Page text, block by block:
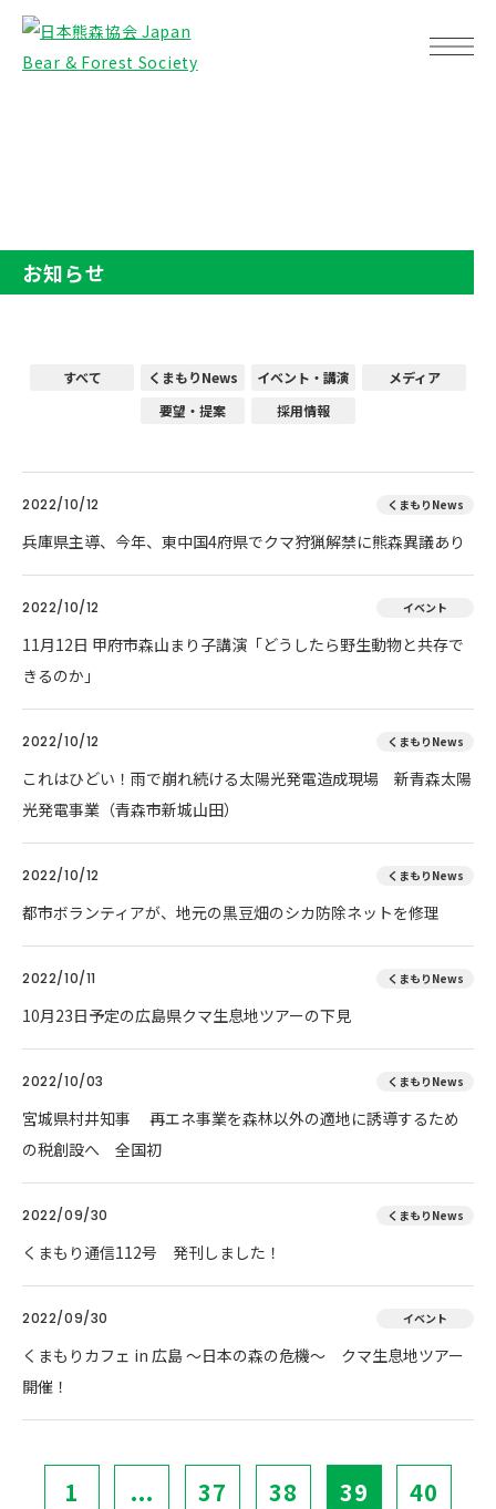
お知らせ
すべて くまもりNews イベント・講演
メディア
要望・提案
採用情報
2022/10/12 くまもりNews
兵庫県主導、今年、東中国4府県でクマ狩猟解禁に熊森異議あり
2022/10/12 イベント
11月12日 甲府市森山まり子講演「どうしたら野生動物と共存で
きるのか」
2022/10/12 くまもりNews
これはひどい！雨で崩れ続ける太陽光発電造成現場 新青森太陽
光発電事業（青森市新城山田）
2022/10/12 くまもりNews
都市ボランティアが、地元の黒豆畑のシカ防除ネットを修理
2022/10/11 くまもりNews
10月23日予定の広島県クマ生息地ツアーの下見
2022/10/03 くまもりNews
宮城県村井知事 再エネ事業を森林以外の適地に誘導するため
の税創設へ 全国初
2022/09/30 くまもりNews
くまもり通信112号 発刊しました！
2022/09/30 イベント
くまもりカフェ in 広島 ～日本の森の危機～ クマ生息地ツアー
開催！
1 ... 37 38 39 40